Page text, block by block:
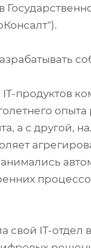
продуктов
опыта
а с другой,
IT-отдел